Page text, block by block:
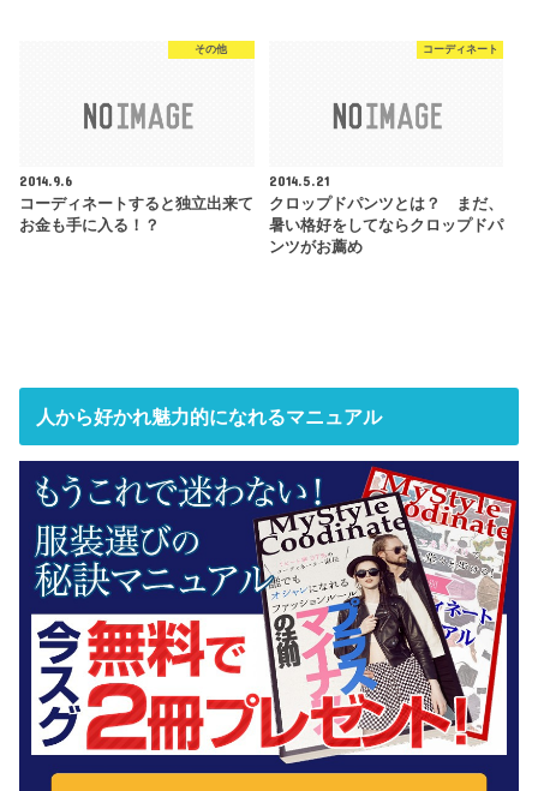
その他
2014.9.6
コーディネートすると独立出来て
お金も手に入る！？
コーディネート
2014.5.21
クロップドパンツとは？ まだ、
暑い格好をしてならクロップドパ
ンツがお薦め
人から好かれ魅力的になれるマニュアル